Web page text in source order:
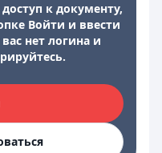
к документу,
Войти и ввести
нет логина и